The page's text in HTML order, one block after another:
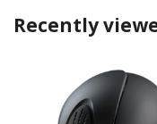
Recently